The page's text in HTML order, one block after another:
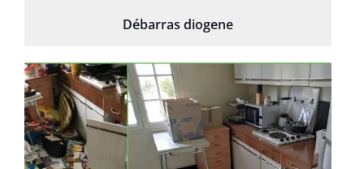
Débarras diogene